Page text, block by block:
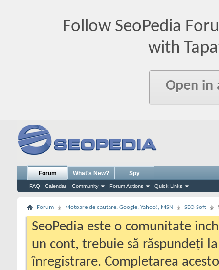
Follow SeoPedia
with
Open in
Forum
FAQ Calendar Community Forum Actions Quick Links
What's New? Spy
Forum Motoare de cautare. Google, Yahoo!, MSN SEO Soft
SeoPedia este o comunitate
un cont, trebuie să răspundeți
înregistrare. Completarea